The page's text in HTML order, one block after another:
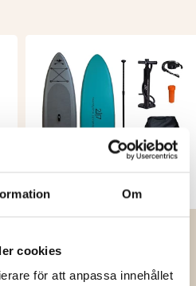
Om
cookies
för att anpassa innehållet